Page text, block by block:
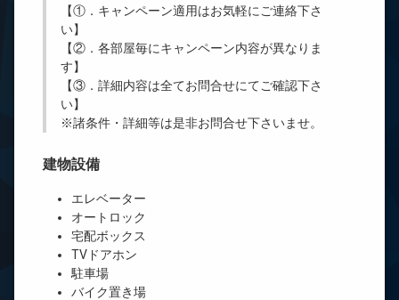
【①．キャンペーン適用はお気軽にご連絡下さ
い】
【②．各部屋毎にキャンペーン内容が異なりま
す】
【③．詳細内容は全てお問合せにてご確認下さ
い】
※諸条件・詳細等は是非お問合せ下さいませ。
建物設備
エレベーター
オートロック
宅配ボックス
TVドアホン
駐車場
バイク置き場